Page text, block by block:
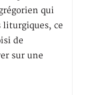
qui
liturgiques, ce
de
sur une